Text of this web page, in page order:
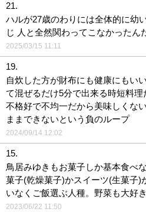
21.
ハルが27歳のわりには全体的に幼
じ 人と全然関わってこなかったん
2025/03/15 11:11
19.
自炊した方が財布にも健康にもい
て混ぜるだけ5分で出来る時短料
不格好で不均一だから美味しくな
ままできないという負のループ
2024/09/14 12:02
15.
鳥居みゆきもお菓子しか基本食べ
菓子(乾燥菓子)かスイーツ(生菓子)
いなくご飯選ぶ人種。野菜も大好き
2023/06/22 11:50